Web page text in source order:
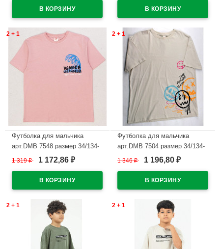
2 + 1
Футболка для мальчика
арт.DMB 7548 размер 34/134-
44/164 цвет вишня
1 319₽ 1 172,86 ₽
2 + 1
Футболка для мальчика
арт.DMB 7504 размер 34/134-
44/164 цвет бежевый
1 346₽ 1 196,80 ₽
2 + 1 2 + 1